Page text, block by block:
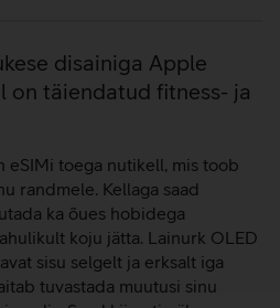
disainiga Apple
on täiendatud fitness- ja
eSIMi toega nutikell, mis toob
randmele. Kellaga saad
ka õues hobidega
koju jätta. Lainurk OLED
sisu selgelt ja erksalt iga
tuvastada muutusi sinu